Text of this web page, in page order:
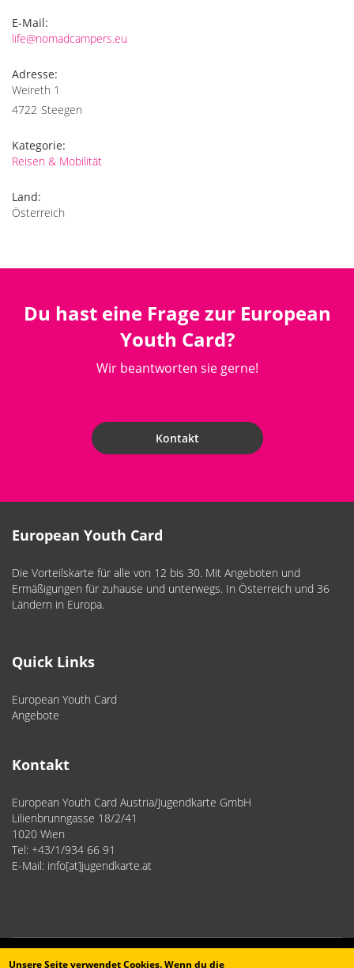
E-Mail:
life@nomadcampers.eu
Adresse:
Weireth 1
4722 Steegen
Kategorie:
Reisen & Mobilität
Land:
Österreich
Du hast eine Frage zur European
Youth Card?
Wir beantworten sie gerne!
Kontakt
European Youth Card
Die Vorteilskarte für alle von 12 bis 30. Mit Angeboten und
Ermäßigungen für zuhause und unterwegs. In Österreich und 36
Ländern in Europa.
Quick Links
European Youth Card
Angebote
Kontakt
European Youth Card Austria/Jugendkarte GmbH
Lilienbrunngasse 18/2/41
1020 Wien
Tel: +43/1/934 66 91
E-Mail: info[at]jugendkarte.at
Unsere Seite verwendet Cookies. Wenn du die